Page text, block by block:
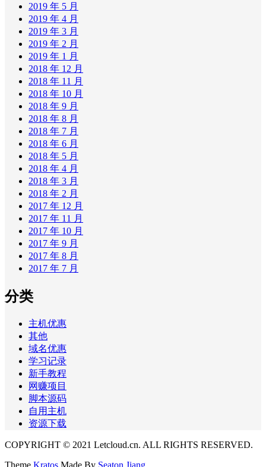
2019 年 5 月
2019 年 4 月
2019 年 3 月
2019 年 2 月
2019 年 1 月
2018 年 12 月
2018 年 11 月
2018 年 10 月
2018 年 9 月
2018 年 8 月
2018 年 7 月
2018 年 6 月
2018 年 5 月
2018 年 4 月
2018 年 3 月
2018 年 2 月
2017 年 12 月
2017 年 11 月
2017 年 10 月
2017 年 9 月
2017 年 8 月
2017 年 7 月
分类
主机优惠
其他
域名优惠
学习记录
新手教程
网赚项目
脚本源码
自用主机
资源下载
COPYRIGHT © 2021 Letcloud.cn. ALL RIGHTS RESERVED.
Theme Kratos Made By Seaton Jiang